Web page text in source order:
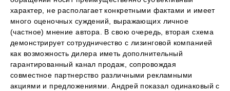
характер, не располагает конкретными фактами и имеет
много оценочных суждений, выражающих личное
(частное) мнение автора. В свою очередь, вторая схема
демонстрирует сотрудничество с лизинговой компанией
как возможность дилера иметь дополнительный
гарантированный канал продаж, сопровождая
совместное партнерство различными рекламными
акциями и предложениями. Андрей показал одинаковый с